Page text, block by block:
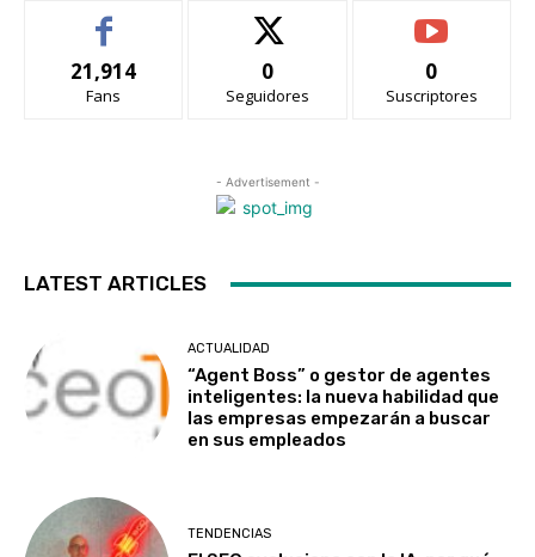
21,914
Fans
0
Seguidores
0
Suscriptores
- Advertisement -
LATEST ARTICLES
ACTUALIDAD
“Agent Boss” o gestor de agentes
inteligentes: la nueva habilidad que
las empresas empezarán a buscar
en sus empleados
TENDENCIAS